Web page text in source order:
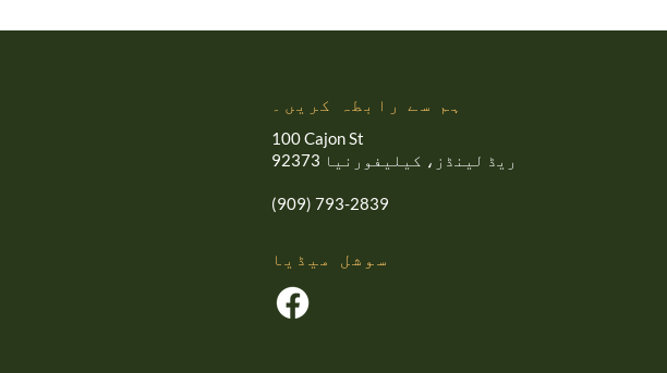
ہم سے رابطہ کریں۔
100 Cajon St
ریڈ لینڈز، کیلیفورنیا 92373
(909) 793-2839
سوشل میڈیا